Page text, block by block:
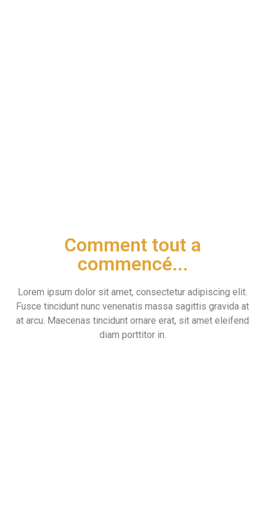
Comment tout a
commencé...
Lorem ipsum dolor sit amet, consectetur adipiscing elit.
Fusce tincidunt nunc venenatis massa sagittis gravida at
at arcu. Maecenas tincidunt ornare erat, sit amet eleifend
diam porttitor in.